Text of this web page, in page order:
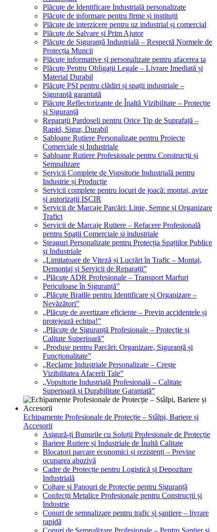
Plăcuțe de Identificare Industrială personalizate
Plăcuțe de informare pentru firme și instituții
Plăcuțe de interzicere pentru uz industrial și comercial
Plăcuțe de Salvare și Prim Ajutor
Plăcuțe de Siguranță Industrială – Respectă Normele de
Protecția Muncii
Plăcuțe informative și personalizate pentru afacerea ta
Plăcuțe Pentru Obligații Legale – Livrare Imediată și
Material Durabil
Plăcuțe PSI pentru clădiri și spații industriale –
Siguranță garantată
Plăcuțe Reflectorizante de Înaltă Vizibilitate – Protecție
și Siguranță
Reparații Pardoseli pentru Orice Tip de Suprafață –
Rapid, Sigur, Durabil
Sabloane Rutiere Personalizate pentru Proiecte
Comerciale și Industriale
Sabloane Rutiere Profesionale pentru Construcții și
Semnalizare
Servicii Complete de Vopsitorie Industrială pentru
Industrie și Producție
Servicii complete pentru locuri de joacă: montaj, avize
și autorizații ISCIR
Servicii de Marcaje Parcări: Linie, Semne și Organizare
Trafict
Servicii de Marcaje Rutiere – Refacere Profesională
pentru Spații Comerciale si industriale
Steaguri Personalizate pentru Protecția Spațiilor Publice
și Industriale
„Limitatoare de Viteză și Lucrări în Trafic – Montaj,
Demontaj și Servicii de Reparații”
„Plăcuțe ADR Profesionale – Transport Marfuri
Periculoase în Siguranță”
„Plăcuțe Braille pentru Identificare și Organizare –
Nevăzători”
„Plăcuțe de avertizare eficiente – Previn accidentele și
protejează echipa!”
„Plăcuțe de Siguranță Profesionale – Protecție și
Calitate Superioară”
„Produse pentru Parcări: Organizare, Siguranță și
Funcționalitate”
„Reclame Industriale Personalizate – Crește
Vizibilitatea Afacerii Tale”
„Vopsitorie Industrială Profesională – Calitate
Superioară și Durabilitate Garantată”
Echipamente Profesionale de Protecție – Stâlpi, Bariere și
Accesorii
Asigură-ți Bunurile cu Soluții Profesionale de Protecție
Bariere Rutiere și Industriale de Înaltă Calitate
Blocatori parcare economici și rezistenți – Previne
ocuparea abuzivă
Cadre de Protecție pentru Logistică și Depozitare
Industrială
Colțare și Panouri de Protecție pentru Siguranță
Confecții Metalice Profesionale pentru Construcții și
Industrie
Conuri de semnalizare pentru trafic și șantiere – livrare
rapidă
Conuri de Semnalizare Profesionale – Pentru Șantier și